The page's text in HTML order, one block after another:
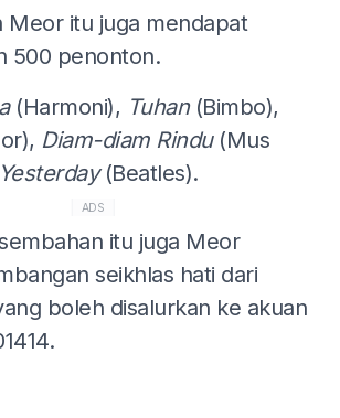
Meor itu juga mendapat
500 penonton.
(Harmoni), Tuhan(Bimbo),
Diam-diam Rindu (Mus
Yesterday(Beatles).
ADS
itu juga Meor
seikhlas hati dari
boleh disalurkan ke akuan